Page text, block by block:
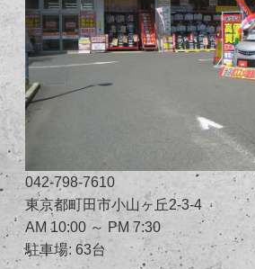
042-798-7610
東京都町田市小山ヶ丘2-3-4
AM 10:00 ～ PM 7:30
駐車場: 63台